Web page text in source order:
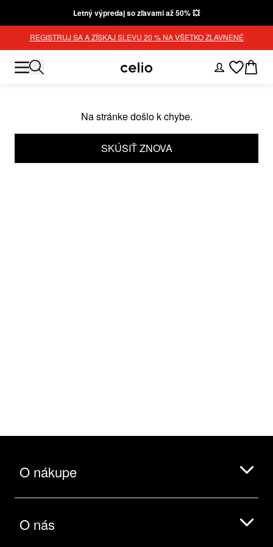
Letný výpredaj so zľavami až 50% 💥
REGISTRUJ SA A ZÍSKAJ SLEVU 20 % NA VŠETKO ZLAVNENÉ
Na stránke došlo k chybe.
SKÚSIŤ ZNOVA
O nákupe
O nás